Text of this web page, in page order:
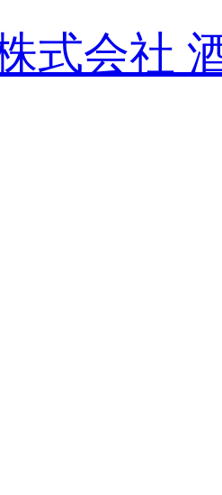
式会社